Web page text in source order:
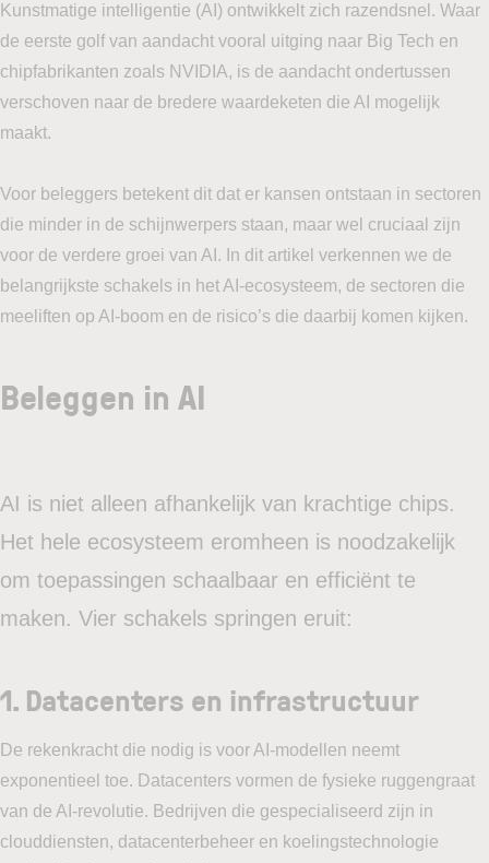
Kunstmatige intelligentie (AI) ontwikkelt zich razendsnel. Waar
de eerste golf van aandacht vooral uitging naar Big Tech en
chipfabrikanten zoals NVIDIA, is de aandacht ondertussen
verschoven naar de bredere waardeketen die AI mogelijk
maakt.
Voor beleggers betekent dit dat er kansen ontstaan in sectoren
die minder in de schijnwerpers staan, maar wel cruciaal zijn
voor de verdere groei van AI. In dit artikel verkennen we de
belangrijkste schakels in het AI-ecosysteem, de sectoren die
meeliften op AI-boom en de risico’s die daarbij komen kijken.
Beleggen in AI
AI is niet alleen afhankelijk van krachtige chips.
Het hele ecosysteem eromheen is noodzakelijk
om toepassingen schaalbaar en efficiënt te
maken. Vier schakels springen eruit:
1. Datacenters en infrastructuur
De rekenkracht die nodig is voor AI-modellen neemt
exponentieel toe. Datacenters vormen de fysieke ruggengraat
van de AI-revolutie. Bedrijven die gespecialiseerd zijn in
clouddiensten, datacenterbeheer en koelingstechnologie